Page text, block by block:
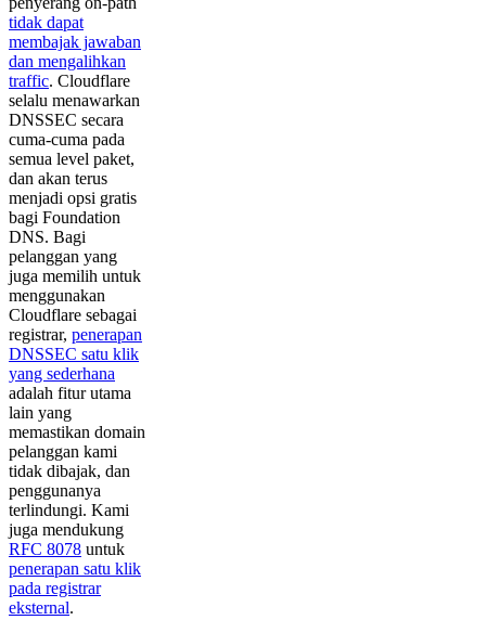
tidak dapat
membajak jawaban
dan mengalihkan
traffic. Cloudflare
selalu menawarkan
DNSSEC secara
cuma-cuma pada
semua level paket,
dan akan terus
menjadi opsi gratis
bagi Foundation
DNS. Bagi
pelanggan yang
juga memilih untuk
menggunakan
Cloudflare sebagai
registrar, penerapan
DNSSEC satu klik
yang sederhana
adalah fitur utama
lain yang
memastikan domain
pelanggan kami
tidak dibajak, dan
penggunanya
terlindungi. Kami
juga mendukung
RFC 8078 untuk
penerapan satu klik
pada registrar
eksternal.